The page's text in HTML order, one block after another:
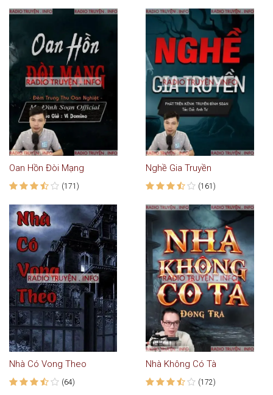
Oan Hồn Đòi Mạng
(171)
Nghề Gia Truyền
(161)
Nhà Có Vong Theo
(64)
Nhà Không Có Tà
(172)